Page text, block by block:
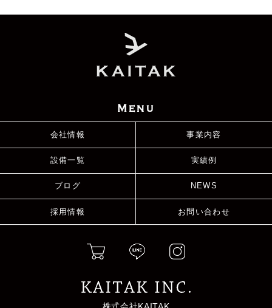
Menu
会社情報 事業内容
設備一覧 実績例
ブログ NEWS
採用情報 お問い合わせ